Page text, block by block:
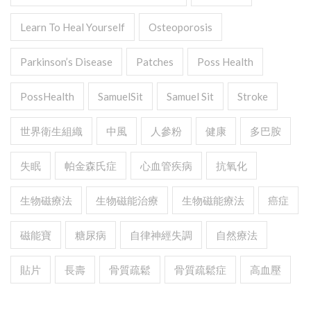
Learn To Heal Yourself Osteoporosis
Parkinson’s Disease Patches Poss Health
PossHealth SamuelSit Samuel Sit Stroke
世界衛生組織 中風 人參粉 健康 多巴胺
失眠 帕金森氏症 心血管疾病 抗氧化
生物磁療法 生物磁能治療 生物磁能療法 癌症
磁能寶 糖尿病 自律神經失調 自然療法
貼片 長壽 骨質疏鬆 骨質疏鬆症 高血壓